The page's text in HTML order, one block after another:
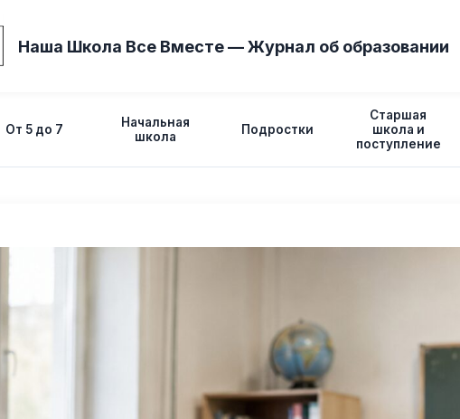
Наша Школа Все Вместе — Журнал об образовании
От 5 до 7
Начальная
школа
Подростки
Старшая
школа и
поступление